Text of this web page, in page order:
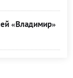
«Владимир»